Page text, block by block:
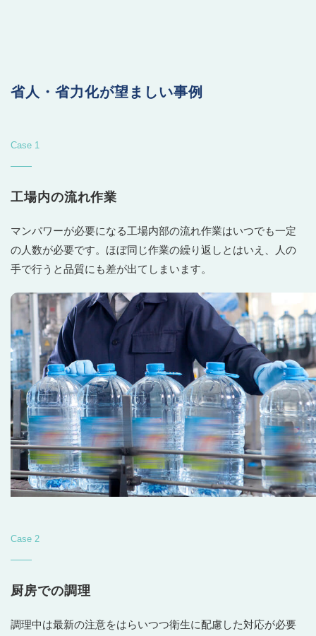
省人・省力化が望ましい事例
Case 1
工場内の流れ作業
マンパワーが必要になる工場内部の流れ作業はいつでも一定
の人数が必要です。ほぼ同じ作業の繰り返しとはいえ、人の
手で行うと品質にも差が出てしまいます。
Case 2
厨房での調理
調理中は最新の注意をはらいつつ衛生に配慮した対応が必要